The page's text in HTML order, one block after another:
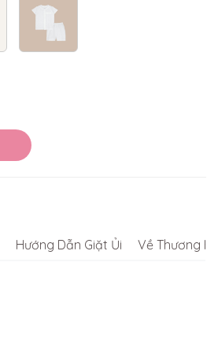
Hướng Dẫn Giặt Ủi Về Thương